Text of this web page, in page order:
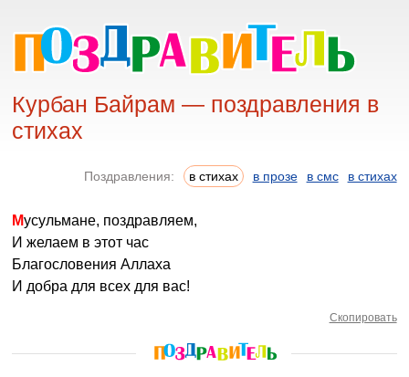
Курбан Байрам — поздравления в
стихах
Поздравления: в стихах в прозе в смс в стихах
Мусульмане, поздравляем,
И желаем в этот час
Благословения Аллаха
И добра для всех для вас!
Скопировать